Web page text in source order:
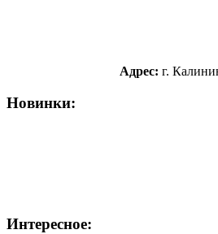
Адрес: г.
Новинки:
Интересное: